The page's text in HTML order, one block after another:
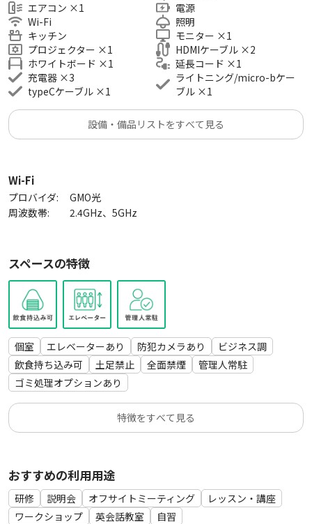
エアコン ×1
Wi-Fi
キッチン
プロジェクター ×1
ホワイトボード ×1
充電器 ×3
typeCケーブル ×1
電源
照明
モニター ×1
HDMIケーブル ×2
延長コード ×1
ライトニング/micro-bケー
ブル ×1
設備・備品リストをすべて見る
Wi-Fi
プロバイダ:
GMO光
周波数帯:
2.4GHz、5GHz
スペースの特徴
個室 エレベーターあり 防犯カメラあり
ビジネス調
飲食持ち込み可
土足禁止 全面禁煙
管理人常駐
ゴミ処理オプションあり
特徴をすべて見る
おすすめの利用用途
研修 説明会 オフサイトミーティング
レッスン・講座
ワークショップ
英会話教室 自習